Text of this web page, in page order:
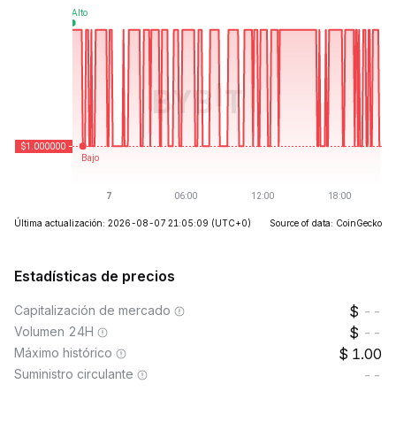
Última actualización: 2026-08-07 21:05:09 (UTC+0) Source of data: CoinGecko
Estadísticas de precios
Capitalización de mercado --
Volumen 24H --
Máximo histórico 1.00
Suministro circulante --